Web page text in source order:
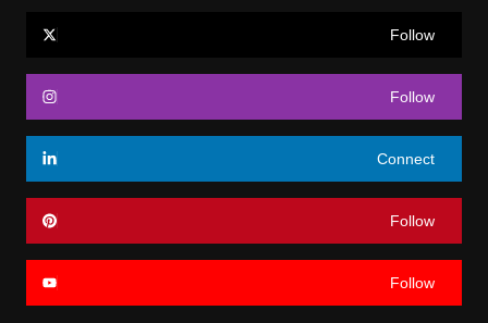
Follow
Follow
Connect
Follow
Follow